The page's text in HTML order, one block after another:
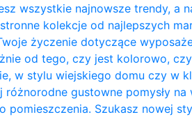
wszystkie najnowsze trendy, a
kolekcje od najlepszych
życzenie dotyczące
od tego, czy jest kolorowo,
w stylu wiejskiego domu czy w
różnorodne gustowne pomysły na
pomieszczenia. Szukasz nowej